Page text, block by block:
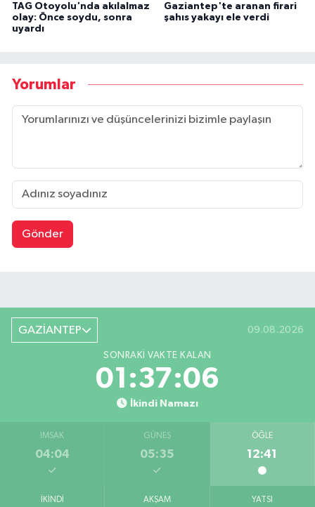
TAG Otoyolu'nda akılalmaz
olay: Önce soydu, sonra
uyardı
Gaziantep'te aranan firari
şahıs yakayı ele verdi
Yorumlar
Gönder
GAZİANTEP 09.08.2026
SONRAKI VAKTE KALAN
01:37:05
İkindi Namazı
İMSAK
04:04
GÜNEŞ
05:35
ÖĞLE
12:41
İKINDI AKŞAM YATSI